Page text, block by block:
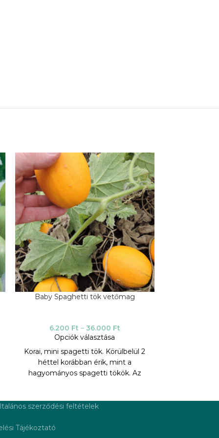
Baby Spaghetti tök vetőmag
6.200 Ft – 36.000 Ft
Opciók választása
Korai, mini spagetti tök. Körülbelül 2
héttel korábban érik, mint a
hagyományos spagetti tökök. Az
tárolható. A hús halványsárga-narancs
növényenként átlagosan 15-20
szerződési feltételek
Tájékoztató